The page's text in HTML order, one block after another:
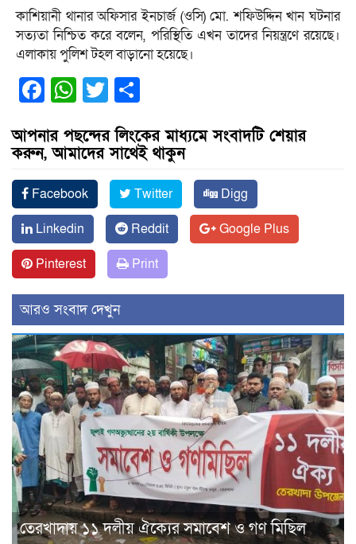
কাশিয়ানী থানার অফিসার ইনচার্জ (ওসি) মো. শফিউদ্দিন খান ঘটনার
সত্যতা নিশ্চিত করে বলেন, পরিস্থিতি এখন তাদের নিয়ন্ত্রণে রয়েছে।
এলাকায় পুলিশ টহল বাড়ানো হয়েছে।
Facebook
WhatsApp
Twitter
আপনার পছন্দের লিংকের মাধ্যমে সংবাদটি শেয়ার
করুন, আমাদের সাথেই থাকুন
Facebook Twitter
Digg
Linkedin
Reddit
Google Plus
Pinterest
Print
আরও সংবাদ দেখুন
তেরখাদায় ১১ দলীয় ঐক্যের সমাবেশ ও গণ মিছিল